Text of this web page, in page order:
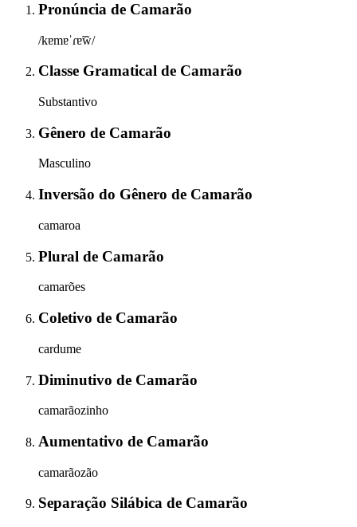
Pronúncia de Camarão
/kɐmɐˈɾɐ̃w̃/
Classe Gramatical de Camarão
Substantivo
Gênero de Camarão
Masculino
Inversão do Gênero de Camarão
camaroa
Plural de Camarão
camarões
Coletivo de Camarão
cardume
Diminutivo de Camarão
camarãozinho
Aumentativo de Camarão
camarãozão
Separação Silábica de Camarão